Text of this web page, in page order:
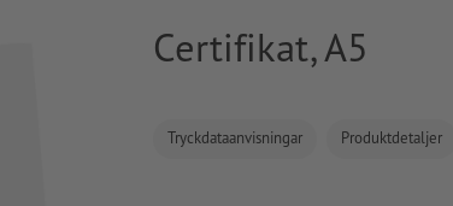
Certifikat, A5
Tryckdataanvisningar Produktdetaljer